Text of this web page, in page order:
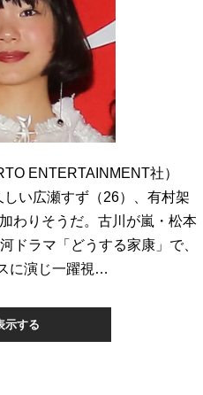
ENTERTAINMENT社）
しい広瀬すず（26）、有村架
わりそうだ。古川が嵐・松本
ドラマ「どうする家康」で、
に演じ一躍視…
示する